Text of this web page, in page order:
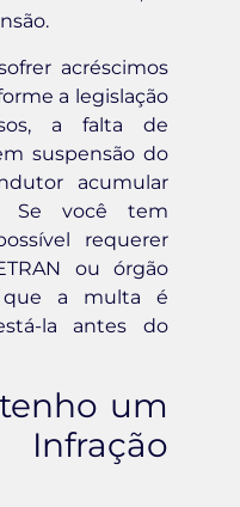
acréscimos
a legislação
a falta de
suspensão do
acumular
Se você tem
requerer
ou órgão
que a multa é
la antes do
um